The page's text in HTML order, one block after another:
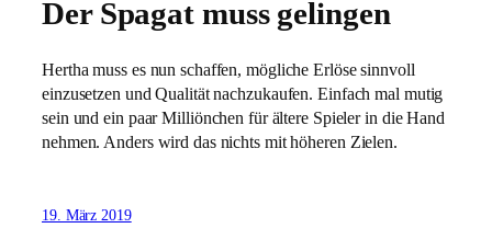
Der Spagat muss gelingen
Hertha muss es nun schaffen, mögliche Erlöse sinnvoll
einzusetzen und Qualität nachzukaufen. Einfach mal mutig
sein und ein paar Milliönchen für ältere Spieler in die Hand
nehmen. Anders wird das nichts mit höheren Zielen.
19. März 2019